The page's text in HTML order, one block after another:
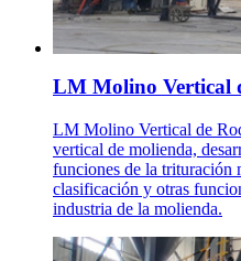
LM Molino Vertical
LM Molino Vertical de
vertical de molienda,
funciones de la trituración
clasificación y otras
industria de la molienda.